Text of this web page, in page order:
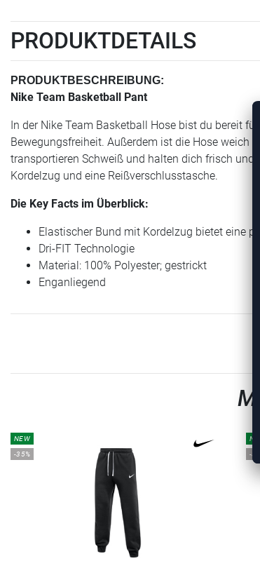
PRODUKTDETAILS
PRODUKTBESCHREIBUNG:
Nike Team Basketball Pant
In der Nike Team Basketball Hose bist du bereit
Bewegungsfreiheit. Außerdem ist die Hose weich
transportieren Schweiß und halten dich frisch
Kordelzug und eine Reißverschlusstasche.
Die Key Facts im Überblick:
Elastischer Bund mit Kordelzug bietet eine
Dri-FIT Technologie
Material: 100% Polyester; gestrickt
Enganliegend
NEW
-35%
-